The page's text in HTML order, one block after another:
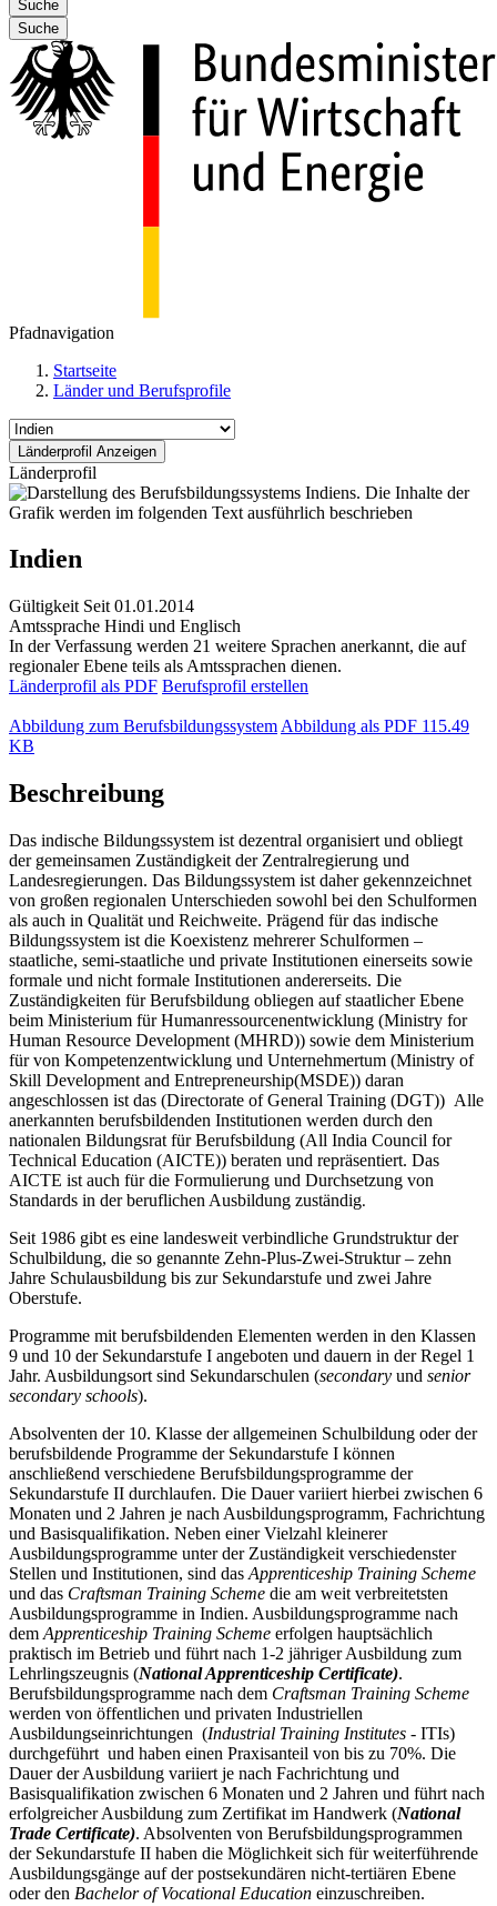
Suche
Pfadnavigation
Startseite
Länder und Berufsprofile
Länderprofil
Indien
Gültigkeit Seit 01.01.2014
Amtssprache Hindi und Englisch
In der Verfassung werden 21 weitere Sprachen anerkannt, die auf
regionaler Ebene teils als Amtssprachen dienen.
Länderprofil als PDF Berufsprofil erstellen
Abbildung zum Berufsbildungssystem Abbildung als PDF 115.49
KB
Beschreibung
Das indische Bildungssystem ist dezentral organisiert und obliegt
der gemeinsamen Zuständigkeit der Zentralregierung und
Landesregierungen. Das Bildungssystem ist daher gekennzeichnet
von großen regionalen Unterschieden sowohl bei den Schulformen
als auch in Qualität und Reichweite. Prägend für das indische
Bildungssystem ist die Koexistenz mehrerer Schulformen –
staatliche, semi-staatliche und private Institutionen einerseits sowie
formale und nicht formale Institutionen andererseits. Die
Zuständigkeiten für Berufsbildung obliegen auf staatlicher Ebene
beim Ministerium für Humanressourcenentwicklung (Ministry for
Human Resource Development (MHRD)) sowie dem Ministerium
für von Kompetenzentwicklung und Unternehmertum (Ministry of
Skill Development and Entrepreneurship(MSDE)) daran
angeschlossen ist das (Directorate of General Training (DGT)) Alle
anerkannten berufsbildenden Institutionen werden durch den
nationalen Bildungsrat für Berufsbildung (All India Council for
Technical Education (AICTE)) beraten und repräsentiert. Das
AICTE ist auch für die Formulierung und Durchsetzung von
Standards in der beruflichen Ausbildung zuständig.
Seit 1986 gibt es eine landesweit verbindliche Grundstruktur der
Schulbildung, die so genannte Zehn-Plus-Zwei-Struktur – zehn
Jahre Schulausbildung bis zur Sekundarstufe und zwei Jahre
Oberstufe.
Programme mit berufsbildenden Elementen werden in den Klassen
9 und 10 der Sekundarstufe I angeboten und dauern in der Regel 1
Jahr. Ausbildungsort sind Sekundarschulen (secondary und senior
secondary schools).
Absolventen der 10. Klasse der allgemeinen Schulbildung oder der
berufsbildende Programme der Sekundarstufe I können
anschließend verschiedene Berufsbildungsprogramme der
Sekundarstufe II durchlaufen. Die Dauer variiert hierbei zwischen 6
Monaten und 2 Jahren je nach Ausbildungsprogramm, Fachrichtung
und Basisqualifikation. Neben einer Vielzahl kleinerer
Ausbildungsprogramme unter der Zuständigkeit verschiedenster
Stellen und Institutionen, sind das Apprenticeship Training Scheme
und das Craftsman Training Scheme die am weit verbreitetsten
Ausbildungsprogramme in Indien. Ausbildungsprogramme nach
dem Apprenticeship Training Scheme erfolgen hauptsächlich
praktisch im Betrieb und führt nach 1-2 jähriger Ausbildung zum
Lehrlingszeugnis (National Apprenticeship Certificate).
Berufsbildungsprogramme nach dem Craftsman Training Scheme
werden von öffentlichen und privaten Industriellen
Ausbildungseinrichtungen (Industrial Training Institutes - ITIs)
durchgeführt und haben einen Praxisanteil von bis zu 70%. Die
Dauer der Ausbildung variiert je nach Fachrichtung und
Basisqualifikation zwischen 6 Monaten und 2 Jahren und führt nach
erfolgreicher Ausbildung zum Zertifikat im Handwerk (National
Trade Certificate). Absolventen von Berufsbildungsprogrammen
der Sekundarstufe II haben die Möglichkeit sich für weiterführende
Ausbildungsgänge auf der postsekundären nicht-tertiären Ebene
oder den Bachelor of Vocational Education einzuschreiben.